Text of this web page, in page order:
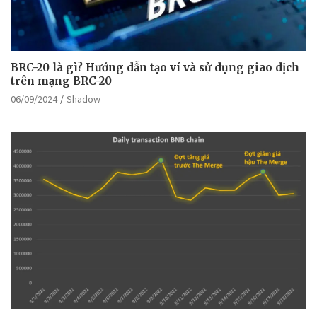
BRC-20 là gì? Hướng dẫn tạo ví và sử dụng giao dịch
trên mạng BRC-20
06/09/2024 Shadow